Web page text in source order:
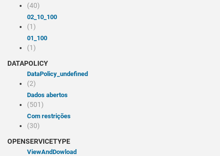
(40)
02_10_100
(1)
01_100
(1)
DATAPOLICY
dataPolicy_undefined
(2)
Dados abertos
(501)
Com restrições
(30)
OPENSERVICETYPE
viewAndDowload